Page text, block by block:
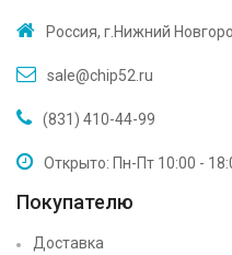
Россия, г.Нижний
sale@chip52.ru
(831) 410-44-99
Открыто: Пн-Пт 10:00 -
Покупателю
Доставка